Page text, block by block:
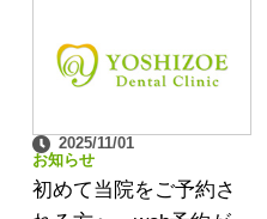
2025/11/01
お知らせ
初めて当院をご予約さ